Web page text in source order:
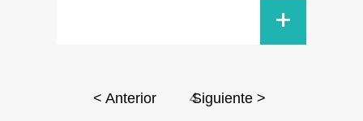
+
< Anterior 4
Siguiente >